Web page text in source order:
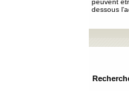
peuvent
dessous